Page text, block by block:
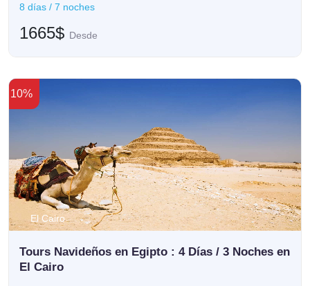
8 días / 7 noches
1665$ Desde
El Cairo
10%
Tours Navideños en Egipto : 4 Días / 3 Noches en
El Cairo